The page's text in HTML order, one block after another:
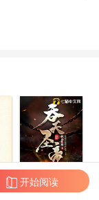
吞天圣帝
开始阅读